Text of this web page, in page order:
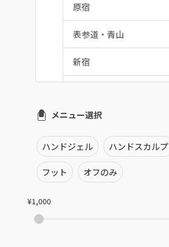
原宿
表参道・青山
新宿
銀座・新橋・有楽町
恵比寿・代官山・中目黒
自由が丘・学芸大学
メニュー選択
ハンドジェル ハンドスカルプ
フット オフのみ
¥1,000